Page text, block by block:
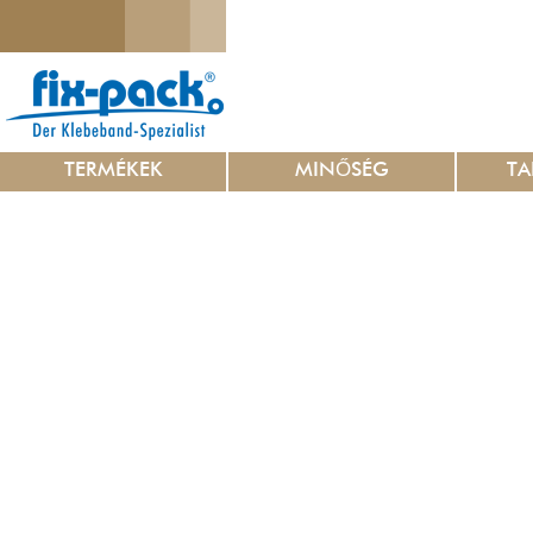
TERMÉKEK MINŐSÉG